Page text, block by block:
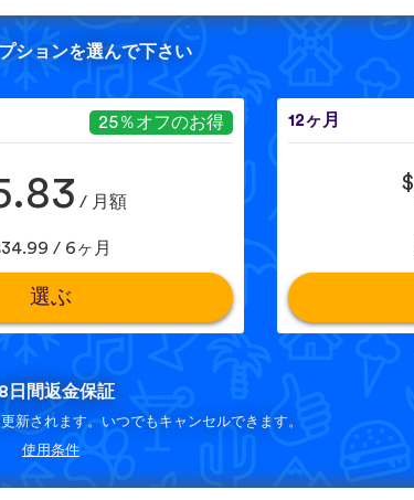
ションを選んで下さい
25％オフのお得
/ 月額
/ 6ヶ月
選ぶ
12ヶ月
$
日間返金保証
新されます。いつでもキャンセルできます。
使用条件